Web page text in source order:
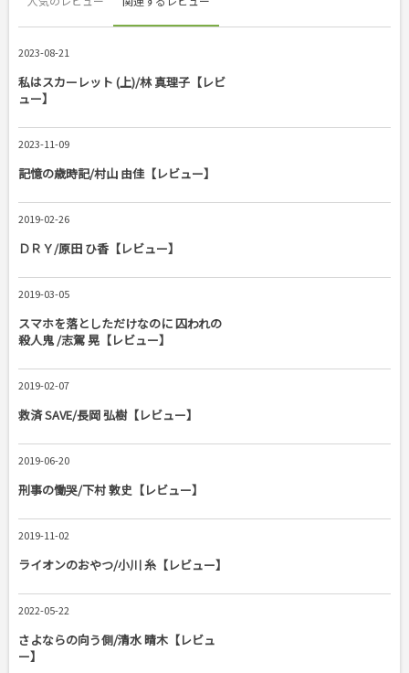
2023-08-21
私はスカーレット (上)/林 真理子【レビ
ュー】
2023-11-09
記憶の歳時記/村山 由佳【レビュー】
2019-02-26
ＤＲＹ/原田 ひ香【レビュー】
2019-03-05
スマホを落としただけなのに 囚われの
殺人鬼 /志駕 晃【レビュー】
2019-02-07
救済 SAVE/長岡 弘樹【レビュー】
2019-06-20
刑事の慟哭/下村 敦史【レビュー】
2019-11-02
ライオンのおやつ/小川 糸【レビュー】
2022-05-22
さよならの向う側/清水 晴木【レビュ
ー】